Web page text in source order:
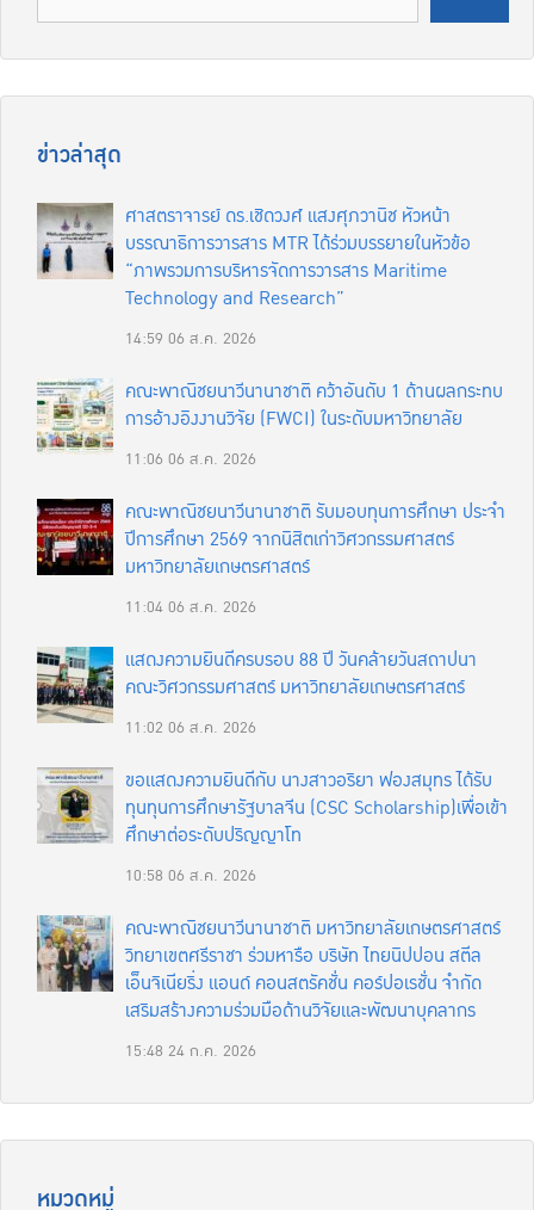
ข่าวล่าสุด
ศาสตราจารย์ ดร.เชิดวงศ์ แสงศุภวานิช หัวหน้า
บรรณาธิการวารสาร MTR ได้ร่วมบรรยายในหัวข้อ
“ภาพรวมการบริหารจัดการวารสาร Maritime
Technology and Research”
14:59 06 ส.ค. 2026
คณะพาณิชยนาวีนานาชาติ คว้าอันดับ 1 ด้านผลกระทบ
การอ้างอิงงานวิจัย (FWCI) ในระดับมหาวิทยาลัย
11:06 06 ส.ค. 2026
คณะพาณิชยนาวีนานาชาติ รับมอบทุนการศึกษา ประจำ
ปีการศึกษา 2569 จากนิสิตเก่าวิศวกรรมศาสตร์
มหาวิทยาลัยเกษตรศาสตร์
11:0406 ส.ค. 2026
แสดงความยินดีครบรอบ 88 ปี วันคล้ายวันสถาปนา
คณะวิศวกรรมศาสตร์ มหาวิทยาลัยเกษตรศาสตร์
11:02 06 ส.ค. 2026
ขอแสดงความยินดีกับ นางสาวอริยา ฟองสมุทร ได้รับ
ทุนทุนการศึกษารัฐบาลจีน (CSC Scholarship)เพื่อเข้า
ศึกษาต่อระดับปริญญาโท
10:58 06 ส.ค. 2026
คณะพาณิชยนาวีนานาชาติ มหาวิทยาลัยเกษตรศาสตร์
วิทยาเขตศรีราชา ร่วมหารือ บริษัท ไทยนิปปอน สตีล
เอ็นจิเนียริ่ง แอนด์ คอนสตรัคชั่น คอร์ปอเรชั่น จำกัด
เสริมสร้างความร่วมมือด้านวิจัยและพัฒนาบุคลากร
15:48 24 ก.ค. 2026
หมวดหมู่